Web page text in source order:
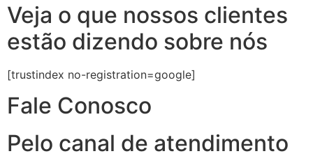
Veja o que nossos clientes
estão dizendo sobre nós
[trustindex no-registration=google]
Fale Conosco
Pelo canal de atendimento